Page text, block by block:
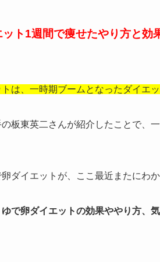
ト1週間で痩せたやり方と
は、一時期ブームとなったダイエッ
板東英二さんが紹介したことで、
ダイエットが、ここ最近またにわ
ゆで卵ダイエットの効果ややり方、